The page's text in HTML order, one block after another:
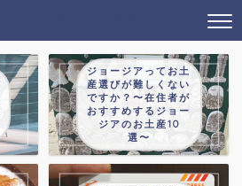
ジョージアってお土
産選びが難しくない
ですか？〜在住者が
おすすめするジョー
ジアのお土産10
選〜